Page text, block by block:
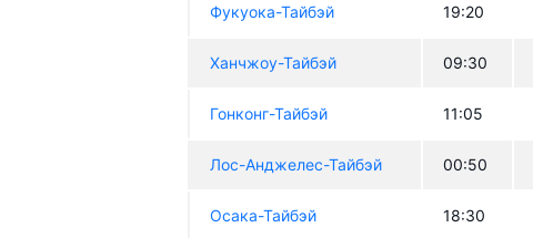
Фукуока-Тайбэй 19:20
Ханчжоу-Тайбэй 09:30
Гонконг-Тайбэй 11:05
Лос-Анджелес-Тайбэй 00:50
Осака-Тайбэй 18:30